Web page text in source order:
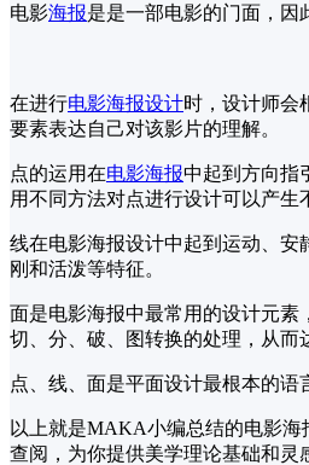
电影海报是是一部电影的门面，因
在进行电影海报设计时，设计师会
要素表达自己对该影片的理解。
点的运用在电影海报中起到方向指
用不同方法对点进行设计可以产生
线在电影海报设计中起到运动、
刚和活泼等特征。
面是电影海报中最常用的设计元
切、分、破、图转换的处理，从而
点、线、面是平面设计最根本的
以上就是MAKA小编总结的电影
查阅，为你提供美学理论基础和灵